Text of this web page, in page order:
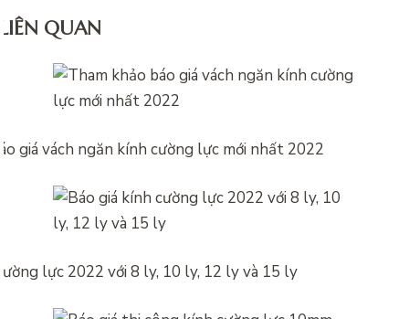
QUAN
giá vách ngăn kính cường lực mới nhất 2022
lực 2022 với 8 ly, 10 ly, 12 ly và 15 ly